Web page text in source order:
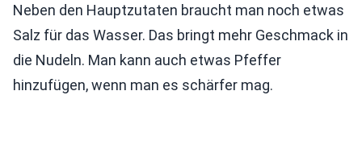
Neben den Hauptzutaten braucht man noch etwas
Salz für das Wasser. Das bringt mehr Geschmack in
die Nudeln. Man kann auch etwas Pfeffer
hinzufügen, wenn man es schärfer mag.